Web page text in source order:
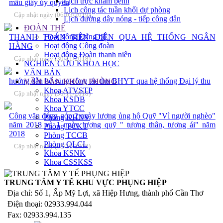
Lịch công tác tuần khối dự phòng
Lịch đường dây nóng - tiếp công dân
ĐOÀN THỂ
Hoạt động Đảng bộ
Hoạt động Công đoàn
Hoạt động Đoàn thanh niên
NGHIÊN CỨU KHOA HỌC
VĂN BẢN
VĂN BẢN KHOA PHÒNG
Khoa ATVSTP
Khoa KSDB
Khoa YTCC
Phòng KHNV
Phòng TCKT
Phòng TCCB
Phòng QLCL
Khoa KSNK
Khoa CSSKSS
mẫu giấy ủy quyền
Cập nhật ngày (06/05/2019)
THANH TOÁN TIÊN ĐIỆN QUA HỆ THỐNG NGÂN
HÀNG
Cập nhật ngày (30/11/2018)
hướng dẫn bổ sung công tác thu BHYT qua hệ thống Đại lý thu
Cập nhật ngày (30/11/2018)
Công văn đóng góp 2 ngày lương ủng hộ Quỹ "Vì người nghèo"
năm 2018 và 1 ngày lương quỹ " tương thân, tương ái" năm
2018
Cập nhật ngày (08/10/2018)
TRUNG TÂM Y TẾ KHU VỰC PHỤNG HIỆP
Địa chỉ: Số 1, Ấp Mỹ Lợi, xã Hiệp Hưng, thành phố Cần Thơ
Điện thoại: 02933.994.044
Fax: 02933.994.135